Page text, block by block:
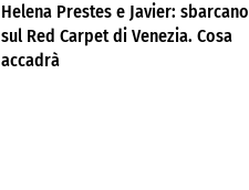
Helena Prestes e Javier: sbarcano
sul Red Carpet di Venezia. Cosa
accadrà